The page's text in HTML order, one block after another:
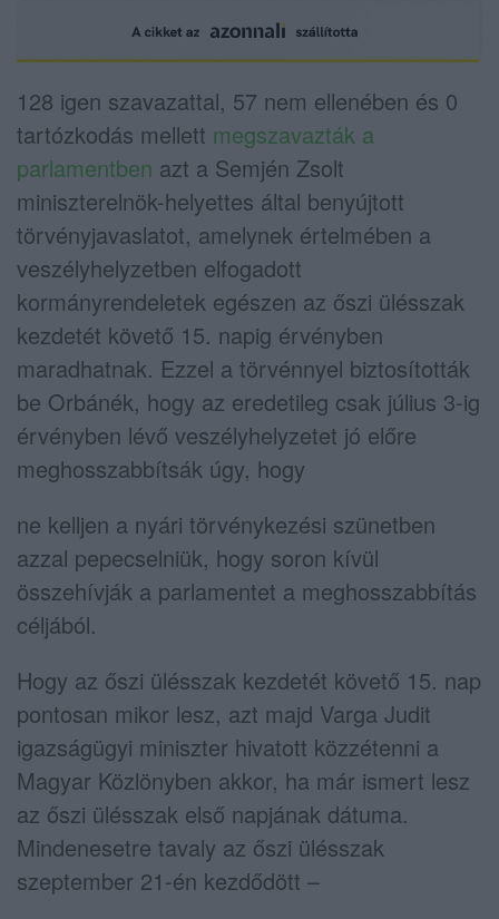
128 igen szavazattal, 57 nem ellenében és 0
tartózkodás mellett megszavazták a
parlamentben azt a Semjén Zsolt
miniszterelnök-helyettes által benyújtott
törvényjavaslatot, amelynek értelmében a
veszélyhelyzetben elfogadott
kormányrendeletek egészen az őszi ülésszak
kezdetét követő 15. napig érvényben
maradhatnak. Ezzel a törvénnyel biztosították
be Orbánék, hogy az eredetileg csak július 3-ig
érvényben lévő veszélyhelyzetet jó előre
meghosszabbítsák úgy, hogy
ne kelljen a nyári törvénykezési szünetben
azzal pepecselniük, hogy soron kívül
összehívják a parlamentet a meghosszabbítás
céljából.
Hogy az őszi ülésszak kezdetét követő 15. nap
pontosan mikor lesz, azt majd Varga Judit
igazságügyi miniszter hivatott közzétenni a
Magyar Közlönyben akkor, ha már ismert lesz
az őszi ülésszak első napjának dátuma.
Mindenesetre tavaly az őszi ülésszak
szeptember 21-én kezdődött –